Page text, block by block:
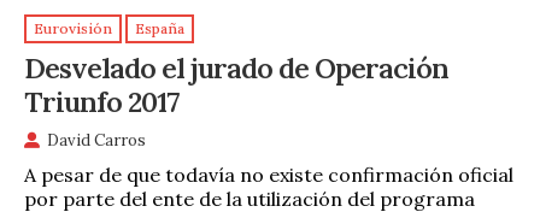
Eurovisión España
Desvelado el jurado de Operación
Triunfo 2017
David Carros
A pesar de que todavía no existe confirmación oficial
por parte del ente de la utilización del programa